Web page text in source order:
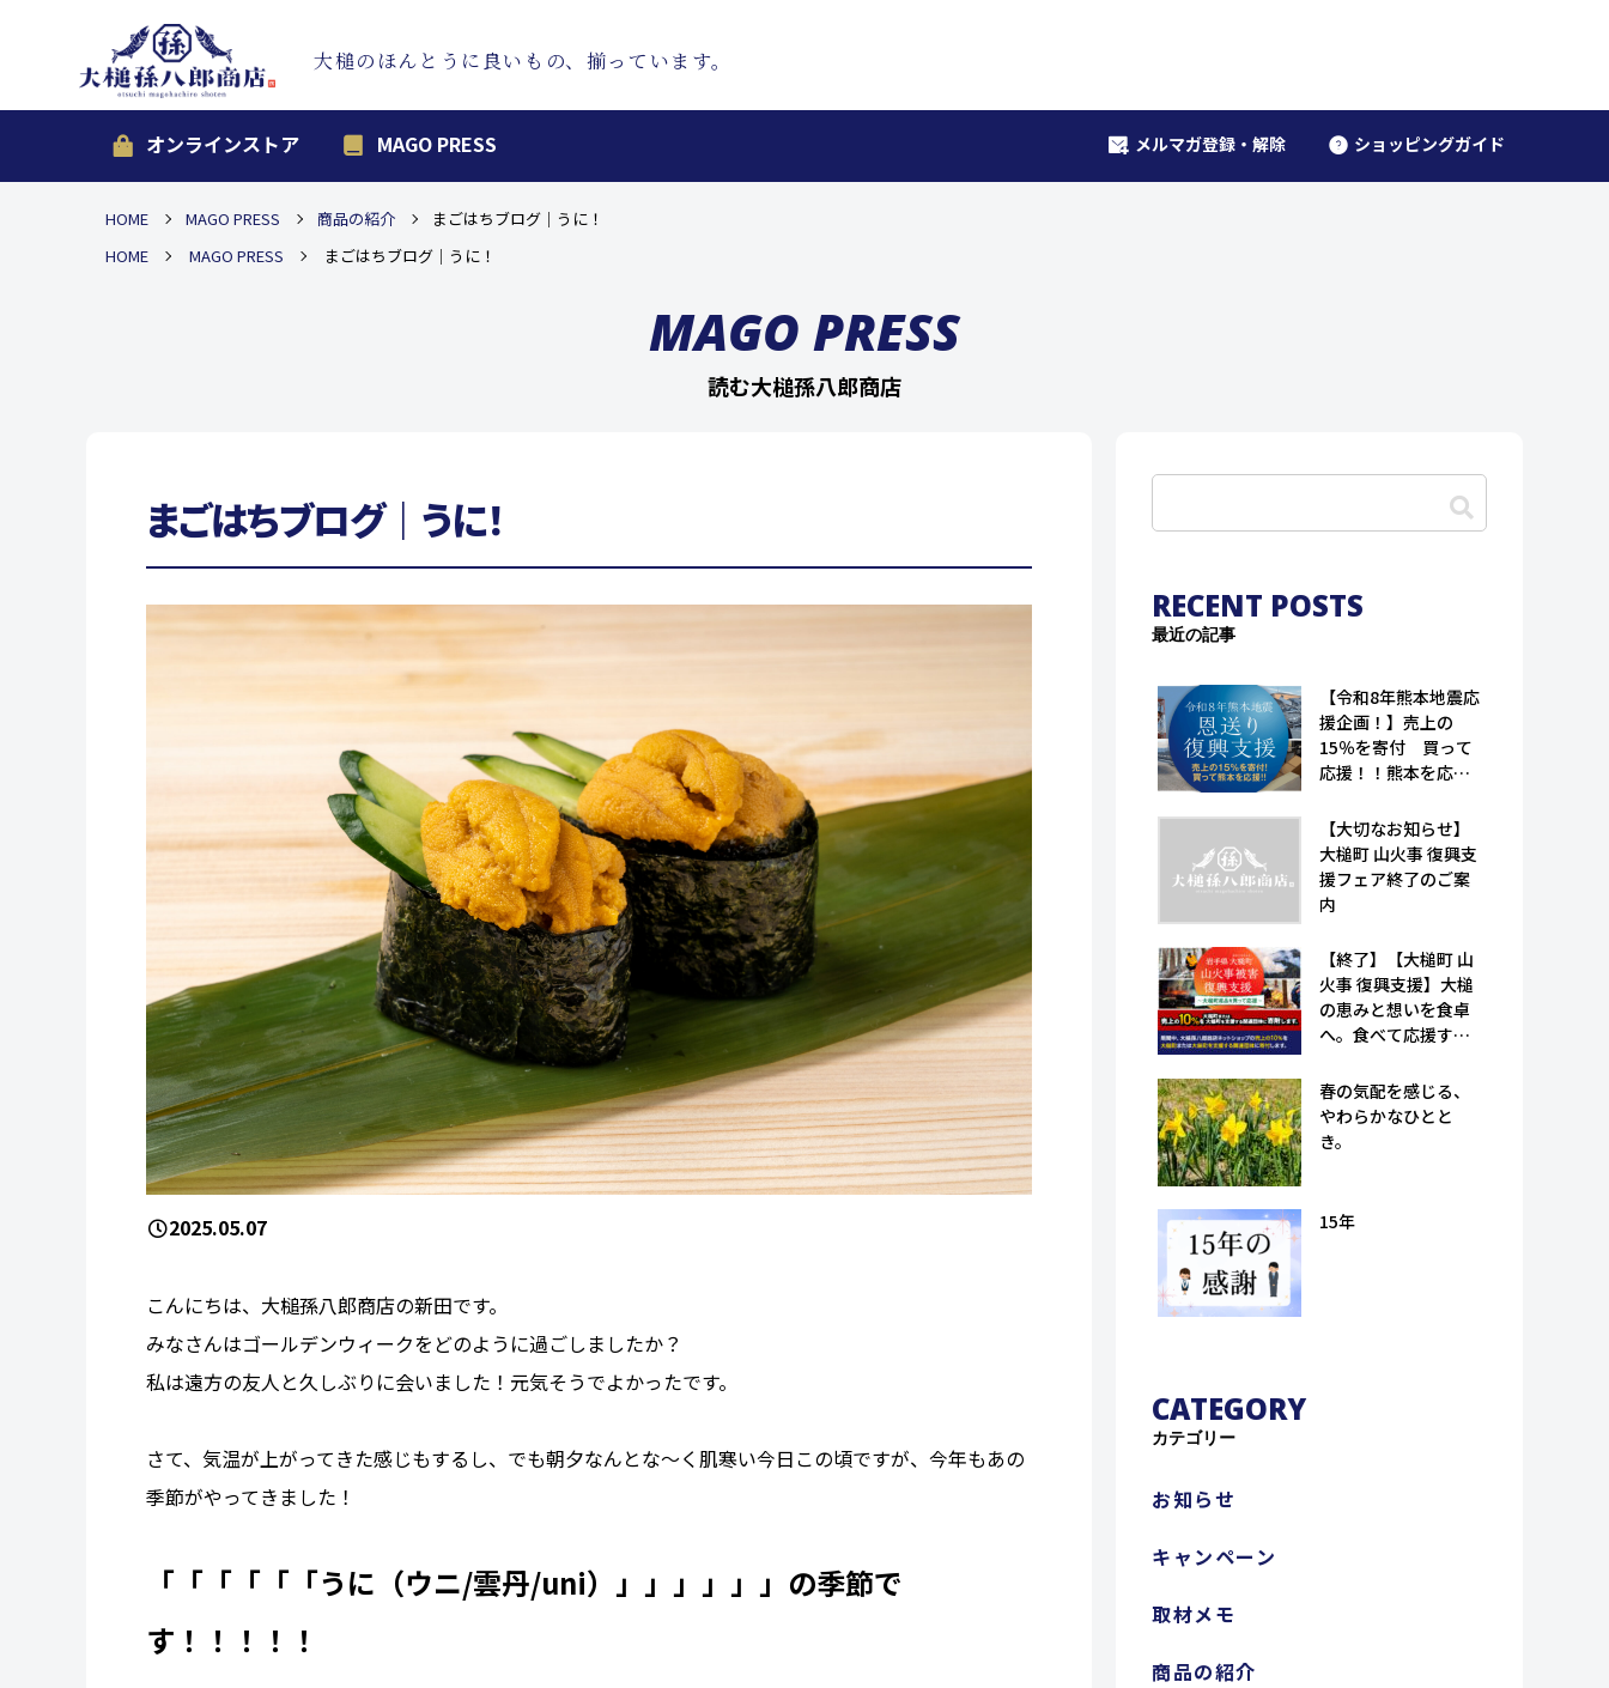
大槌のほんとうに良いもの、揃っています。
オンラインストア MAGO PRESS メルマガ登録・解除 ショッピングガイド
HOME MAGO PRESS 商品の紹介
まごはちブログ｜うに！
HOME
MAGO PRESS まごはちブログ｜うに！
MAGO PRESS
読む大槌孫八郎商店
まごはちブログ｜うに！
2025.05.07
こんにちは、大槌孫八郎商店の新田です。
みなさんはゴールデンウィークをどのように過ごしましたか？
私は遠方の友人と久しぶりに会いました！元気そうでよかったです。
さて、気温が上がってきた感じもするし、でも朝夕なんとな～く肌寒い今日この頃ですが、今年もあの
季節がやってきました！
「「「「「「うに（ウニ/雲丹/uni）」」」」」」の季節で
す！！！！！
RECENT POSTS
最近の記事
【令和8年熊本地震応
援企画！】売上の
15％を寄付 買って
応援！！熊本を応
支援！！（大槌孫八
郎商店）
【大切なお知らせ】
大槌町 山火事 復興支
援フェア終了のご案
内
【終了】【大槌町 山
火事 復興支援】大槌
の恵みと想いを食卓
へ。食べて応援する
孫八郎商店）
春の気配を感じる、
やわらかなひとと
き。
15年
CATEGORY
カテゴリー
お知らせ
キャンペーン
取材メモ
商品の紹介